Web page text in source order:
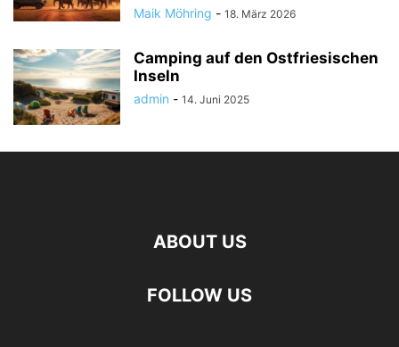
Maik Möhring - 18. März 2026
Camping auf den Ostfriesischen
Inseln
admin - 14. Juni 2025
ABOUT US
FOLLOW US